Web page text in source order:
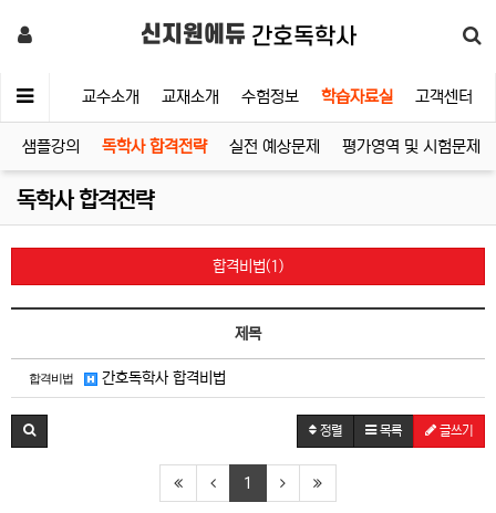
신지원에듀 간호독학사
수강신청 교수소개 교재소개 수험정보 학습자료실 고객센터
샘플강의 독학사 합격전략 실전 예상문제 평가영역 및 시험문제
독학사 합격전략
합격비법(1)
제목
합격비법 간호독학사 합격비법
정렬 목록 글쓰기
1